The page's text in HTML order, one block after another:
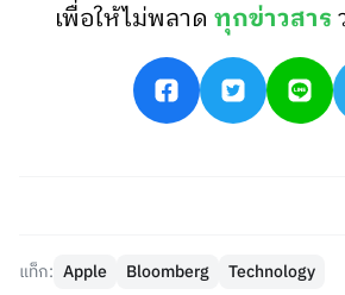
เพื่อให้ไม่พลาดทุกข่าวสาร
แท็ก: Apple Bloomberg Technology